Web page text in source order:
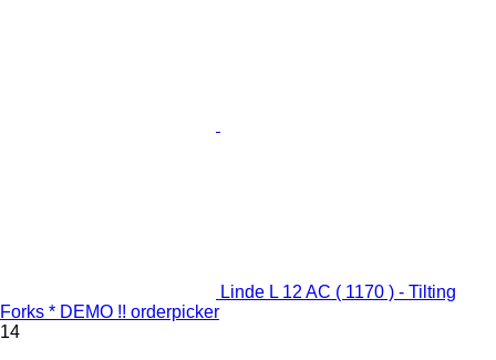
Linde L 12 AC ( 1170 ) - Tilting
Forks * DEMO !! orderpicker
14